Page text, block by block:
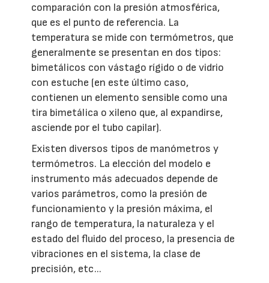
comparación con la presión atmosférica,
que es el punto de referencia. La
temperatura se mide con termómetros, que
generalmente se presentan en dos tipos:
bimetálicos con vástago rígido o de vidrio
con estuche (en este último caso,
contienen un elemento sensible como una
tira bimetálica o xileno que, al expandirse,
asciende por el tubo capilar).
Existen diversos tipos de manómetros y
termómetros. La elección del modelo e
instrumento más adecuados depende de
varios parámetros, como la presión de
funcionamiento y la presión máxima, el
rango de temperatura, la naturaleza y el
estado del fluido del proceso, la presencia de
vibraciones en el sistema, la clase de
precisión, etc...